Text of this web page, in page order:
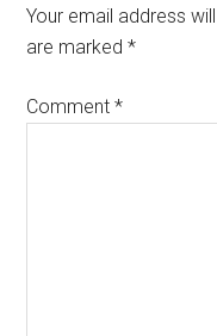
Your email address
are marked*
Comment*